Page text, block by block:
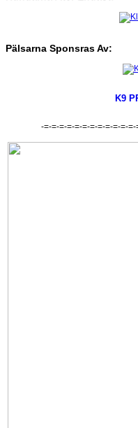
Pälsarna SponsrasAv:
K9
-=-=-=-=-=-=-=-=-=-=-=-